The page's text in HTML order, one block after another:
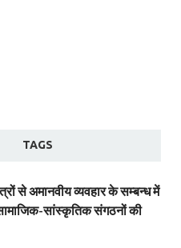
TAGS
से अमानवीय व्यवहार के सम्बन्ध में
सांस्कृतिक संगठनों की